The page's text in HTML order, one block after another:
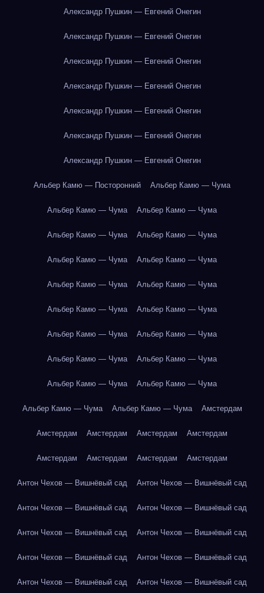
Александр Пушкин — Евгений Онегин
Александр Пушкин — Евгений Онегин
Александр Пушкин — Евгений Онегин
Александр Пушкин — Евгений Онегин
Александр Пушкин — Евгений Онегин
Александр Пушкин — Евгений Онегин
Александр Пушкин — Евгений Онегин
Альбер Камю — Посторонний Альбер Камю — Чума
Альбер Камю — Чума Альбер Камю — Чума
Альбер Камю — Чума Альбер Камю — Чума
Альбер Камю — Чума Альбер Камю — Чума
Альбер Камю — Чума Альбер Камю — Чума
Альбер Камю — Чума Альбер Камю — Чума
Альбер Камю — Чума Альбер Камю — Чума
Альбер Камю — Чума Альбер Камю — Чума
Альбер Камю — Чума Альбер Камю — Чума
Альбер Камю — Чума Альбер Камю — Чума Амстердам
Амстердам Амстердам Амстердам Амстердам
Амстердам Амстердам Амстердам Амстердам
Антон Чехов — Вишнёвый сад Антон Чехов — Вишнёвый сад
Антон Чехов — Вишнёвый сад Антон Чехов — Вишнёвый сад
Антон Чехов — Вишнёвый сад Антон Чехов — Вишнёвый сад
Антон Чехов — Вишнёвый сад Антон Чехов — Вишнёвый сад
Антон Чехов — Вишнёвый сад Антон Чехов — Вишнёвый сад